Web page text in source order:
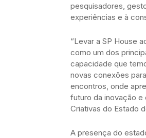
pesquisadores,
experiências e à
“Levar a SP House
como um dos
capacidade que
novas conexões
encontros, onde
futuro da inovação e
Criativas do Estado
A presença do